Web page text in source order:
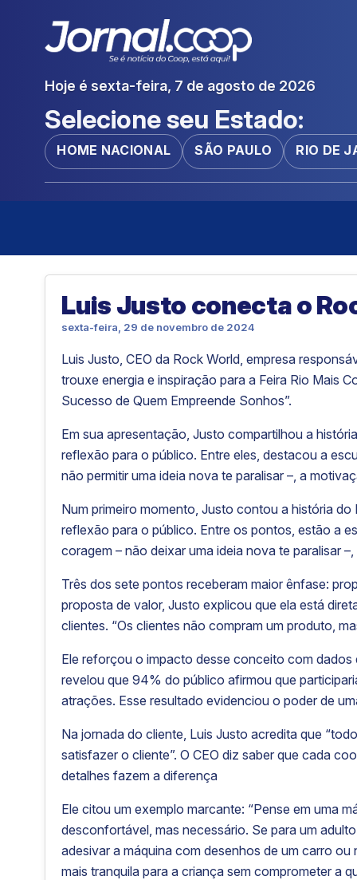
Hoje é sexta-feira, 7 de agosto de 2026
Selecione seu Estado:
HOME NACIONAL SÃO PAULO RIO DE
Luis Justo conecta o
sexta-feira, 29 de novembro de 2024
Luis Justo, CEO da Rock World, empresa
trouxe energia e inspiração para a Feira Rio Mais
Sucesso de Quem Empreende Sonhos”.
Em sua apresentação, Justo compartilhou a
reflexão para o público. Entre eles, destacou a
não permitir uma ideia nova te paralisar –, a
Num primeiro momento, Justo contou a história
reflexão para o público. Entre os pontos, estão a
coragem – não deixar uma ideia nova te paralisar
Três dos sete pontos receberam maior ênfase:
proposta de valor, Justo explicou que ela está
clientes. “Os clientes não compram um produto,
Ele reforçou o impacto desse conceito com
revelou que 94% do público afirmou que
atrações. Esse resultado evidenciou o poder de
Na jornada do cliente, Luis Justo acredita que
satisfazer o cliente”. O CEO diz saber que cada
detalhes fazem a diferença
Ele citou um exemplo marcante: “Pense em uma
desconfortável, mas necessário. Se para um
adesivar a máquina com desenhos de um carro
mais tranquila para a criança sem comprometer a